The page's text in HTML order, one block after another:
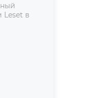
Leset в